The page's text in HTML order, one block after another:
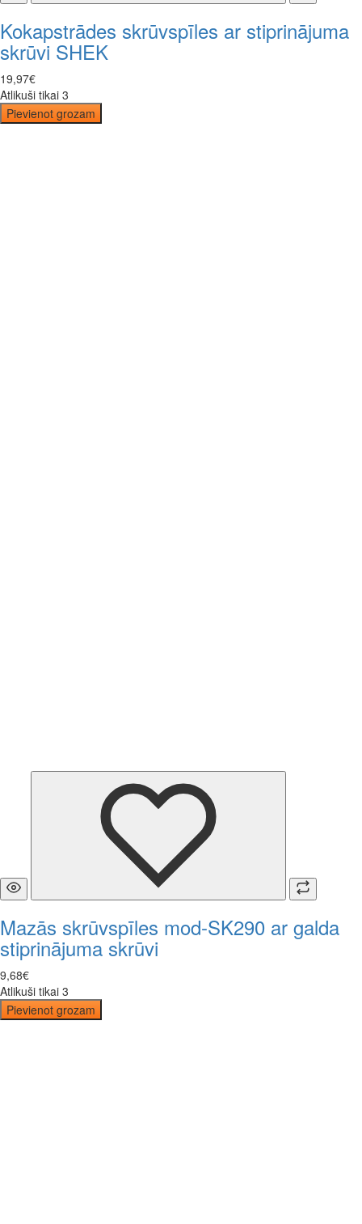
Kokapstrādes skrūvspīles ar stiprinājuma
skrūvi SHEK
19,97€
Atlikuši tikai 3
Pievienot grozam
Mazās skrūvspīles mod-SK290 ar galda
stiprinājuma skrūvi
9,68€
Atlikuši tikai 3
Pievienot grozam